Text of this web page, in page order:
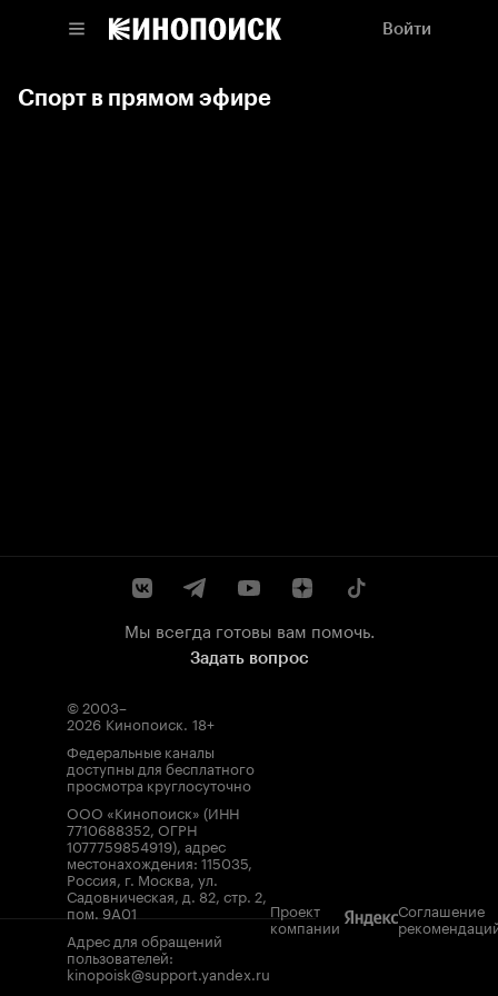
Войти
Спорт в прямом эфире
Мы всегда готовы вам помочь.
Задать вопрос
© 2003–
2026 Кинопоиск. 18+
Федеральные каналы
доступны для бесплатного
просмотра круглосуточно
ООО «Кинопоиск» (ИНН
7710688352, ОГРН
1077759854919), адрес
местонахождения: 115035,
Россия, г. Москва, ул.
Садовническая, д. 82, стр. 2,
пом. 9А01
Адрес для обращений
пользователей:
kinopoisk@support.yandex.ru
Проект
компании
Соглашение